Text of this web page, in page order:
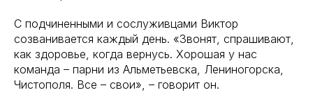
С подчиненными и сослуживцами Виктор
созванивается каждый день. «Звонят, спрашивают,
как здоровье, когда вернусь. Хорошая у нас
команда – парни из Альметьевска, Лениногорска,
Чистополя. Все – свои», – говорит он.